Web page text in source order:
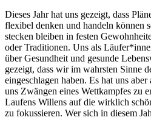
Dieses Jahr hat uns gezeigt, dass
flexibel denken und handeln können
stecken bleiben in festen
oder Traditionen. Uns als
über Gesundheit und gesunde
gezeigt, dass wir im wahrsten Sinne
eingeschlagen haben. Es hat uns
uns Zwängen eines Wettkampfes zu
Laufens Willens auf die wirklich
zu fokussieren. Wer sich in diesem